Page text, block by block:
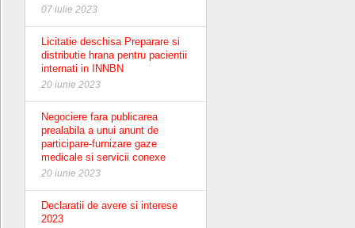
07 iulie 2023
Licitatie deschisa Preparare si
distributie hrana pentru pacientii
internati in INNBN
20 iunie 2023
Negociere fara publicarea
prealabila a unui anunt de
participare-furnizare gaze
medicale si servicii conexe
20 iunie 2023
Declaratii de avere si interese
2023